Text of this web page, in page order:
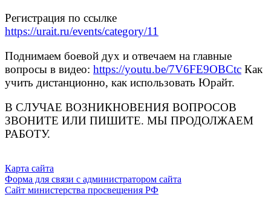
Регистрация по ссылке
https://urait.ru/events/category/11
Поднимаем боевой дух и отвечаем на главные
вопросы в видео: https://youtu.be/7V6FE9OBCtc Как
учить дистанционно, как использовать Юрайт.
В СЛУЧАЕ ВОЗНИКНОВЕНИЯ ВОПРОСОВ
ЗВОНИТЕ ИЛИ ПИШИТЕ. МЫ ПРОДОЛЖАЕМ
РАБОТУ.
Карта сайта
Форма для связи с администратором сайта
Сайт министерства просвещения РФ